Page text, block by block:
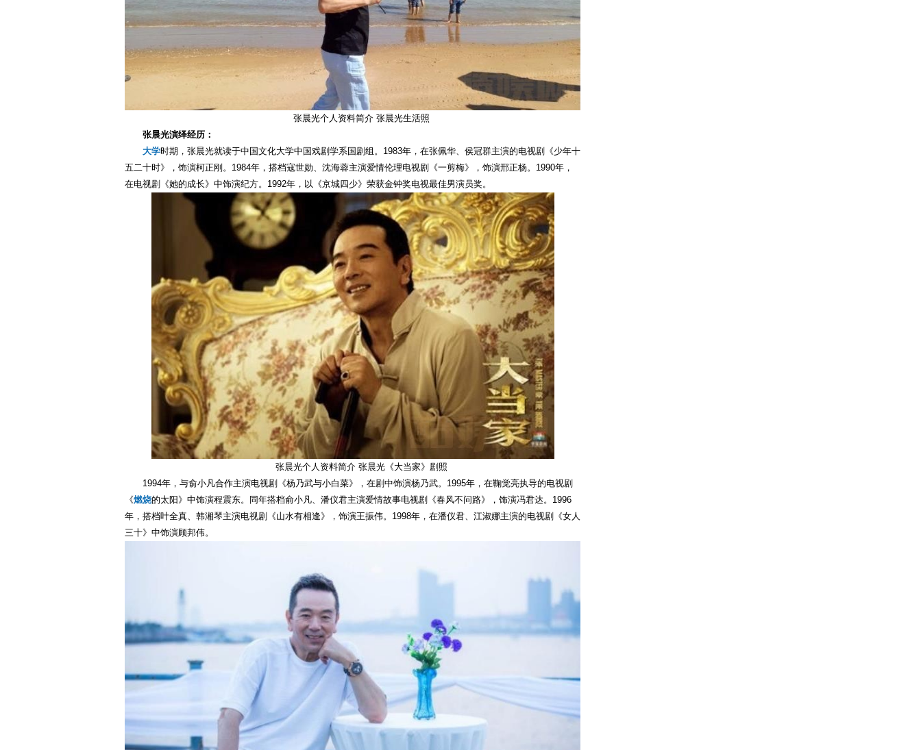
张晨光个人资料简介 张晨光生活照
张晨光演绎经历：
大学时期，张晨光就读于中国文化大学中国戏剧学系国剧组。1983年，在张佩华、侯冠群主演的电视剧《少年十
五二十时》，饰演柯正刚。1984年，搭档寇世勋、沈海蓉主演爱情伦理电视剧《一剪梅》，饰演邢正杨。1990年，
在电视剧《她的成长》中饰演纪方。1992年，以《京城四少》荣获金钟奖电视最佳男演员奖。
张晨光个人资料简介 张晨光《大当家》剧照
1994年，与俞小凡合作主演电视剧《杨乃武与小白菜》，在剧中饰演杨乃武。1995年，在鞠觉亮执导的电视剧
《燃烧的太阳》中饰演程震东。同年搭档俞小凡、潘仪君主演爱情故事电视剧《春风不问路》，饰演冯君达。1996
年，搭档叶全真、韩湘琴主演电视剧《山水有相逢》，饰演王振伟。1998年，在潘仪君、江淑娜主演的电视剧《女人
三十》中饰演顾邦伟。